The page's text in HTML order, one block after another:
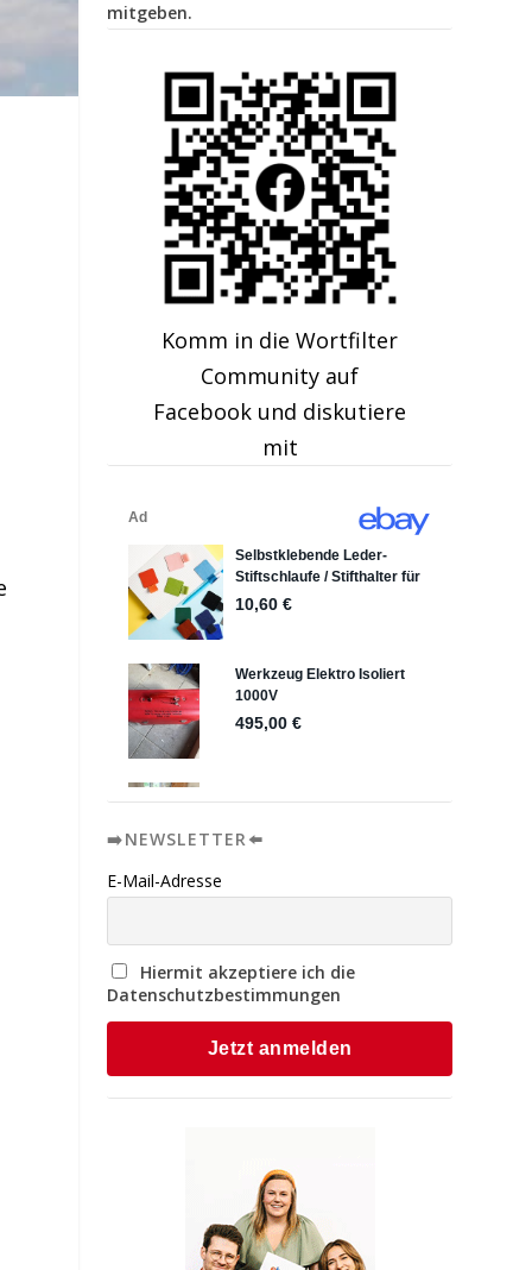
mitgeben.
Komm in die Wortfilter
Community auf
Facebook und diskutiere
mit
➡️NEWSLETTER⬅️
E-Mail-Adresse
Hiermit akzeptiere ich die
Datenschutzbestimmungen